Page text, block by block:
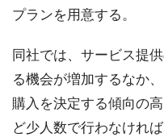
プランを用意する。
同社では、サービス提
る機会が増加するなか
購入を決定する傾向の
ど少人数で行わなけれ